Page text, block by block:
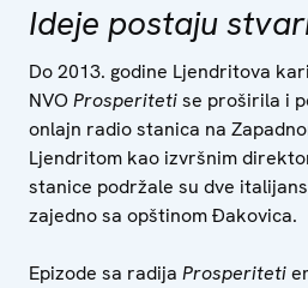
Ideje postaju
Do 2013. godine Ljendritova
NVOProsperitetise proširila i
onlajn radio stanica na
Ljendritom kao izvršnim
stanice podržale su dve
zajedno sa opštinom Đakovica.
Epizode sa radija Prosperiteti